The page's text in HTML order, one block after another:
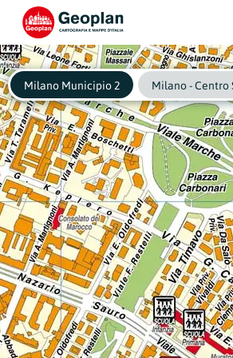
Milano Municipio 2 Milano - Centro